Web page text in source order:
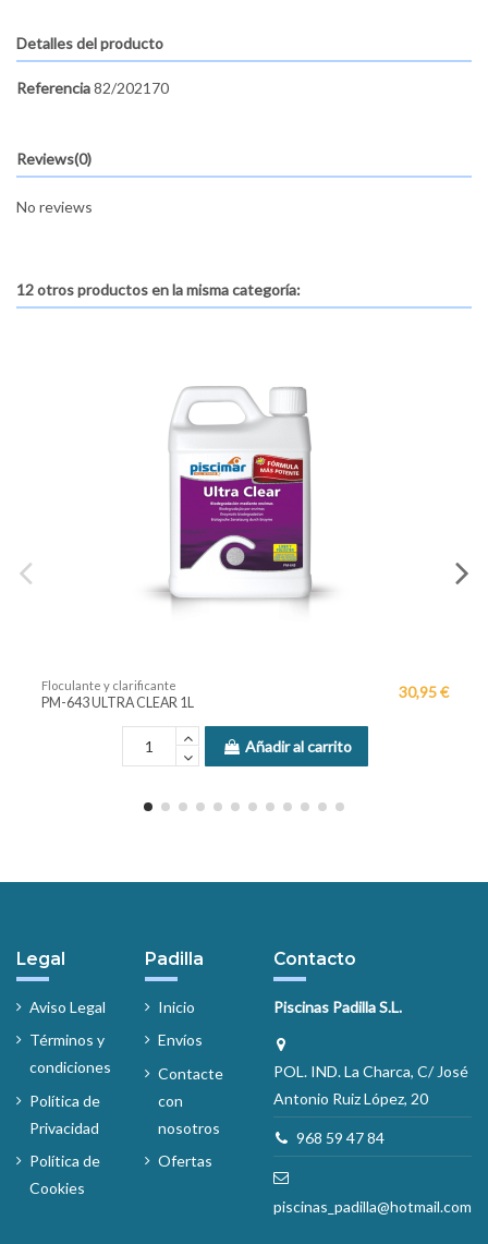
Detalles del producto
Referencia82/202170
Reviews(0)
No reviews
12 otros productos en la misma categoría:
CLEAR 1L
Añadir al carrito
Floculante y
PM-620 GREASE
Legal
Aviso Legal
Términos y
condiciones
Política de
Privacidad
Política de
Cookies
Padilla
Inicio
Envíos
Contacte
con
nosotros
Ofertas
Contacto
Piscinas Padilla S.L.
POL. IND. La Charca, C/ José
Antonio Ruiz López, 20
968 59 47 84
piscinas_padilla@hotmail.com